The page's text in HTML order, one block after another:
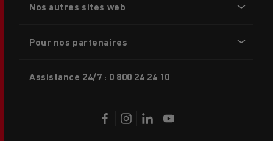
Nos autres sites web
Pour nos partenaires
Assistance 24/7 : 0 800 24 24 10